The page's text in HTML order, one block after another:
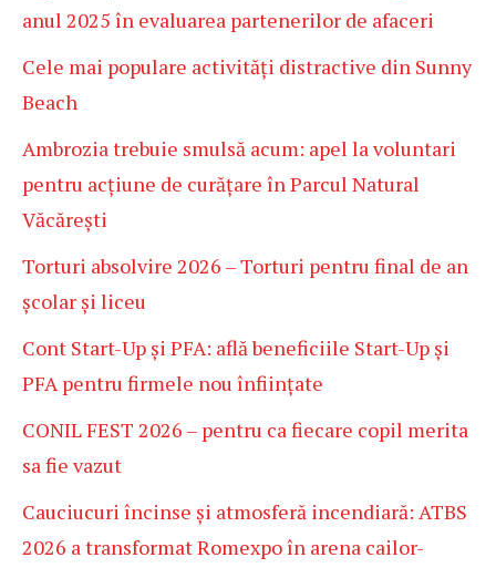
anul 2025 în evaluarea partenerilor de afaceri
Cele mai populare activități distractive din Sunny
Beach
Ambrozia trebuie smulsă acum: apel la voluntari
pentru acțiune de curățare în Parcul Natural
Văcărești
Torturi absolvire 2026 – Torturi pentru final de an
școlar și liceu
Cont Start-Up și PFA: află beneficiile Start-Up și
PFA pentru firmele nou înființate
CONIL FEST 2026 – pentru ca fiecare copil merita
sa fie vazut
Cauciucuri încinse și atmosferă incendiară: ATBS
2026 a transformat Romexpo în arena cailor-